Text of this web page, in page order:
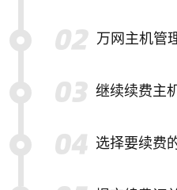
万网主机管
继续续费主
选择要续费